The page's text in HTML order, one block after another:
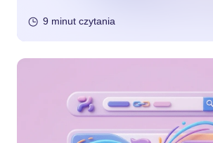
9 minut czytania